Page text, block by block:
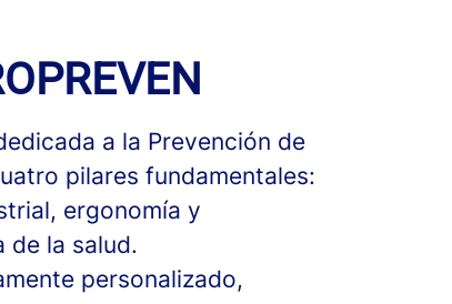
a la Prevención de
pilares fundamentales:
ergonomía y
de la salud.
personalizado,